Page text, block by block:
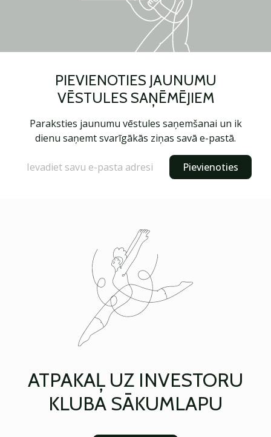
PIEVIENOTIES JAUNUMU
VĒSTULES SAŅĒMĒJIEM
Paraksties jaunumu vēstules saņemšanai un ik
dienu saņemt svarīgākās ziņas savā e-pastā.
Pievienoties
ATPAKAĻ UZ INVESTORU
KLUBA SĀKUMLAPU